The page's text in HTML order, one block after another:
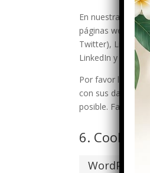
En nuestra web
páginas web
Twitter), LinkedIn
LinkedIn y
Por favor lea la
con sus datos
posible.
6. Cookies
WordPress